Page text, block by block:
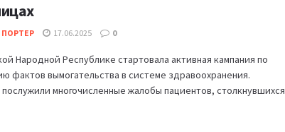
ПОРТЕР 17.06.2025 0
Народной Республике стартовала активная кампания по
фактов вымогательства в системе здравоохранения.
многочисленные жалобы пациентов, столкнувшихся